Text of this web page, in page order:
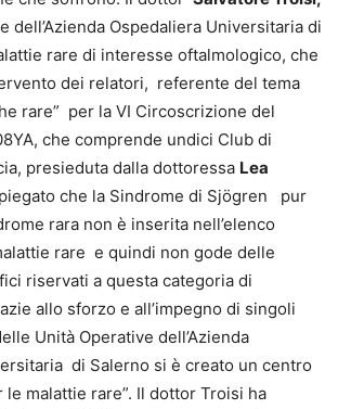
dell’Azienda Ospedaliera Universitaria di
rare di interesse oftalmologico, che
dei relatori, referente del tema
rare” per la VI Circoscrizione del
che comprende undici Club di
presieduta dalla dottoressa Lea
che la Sindrome di Sjögren pur
rara non è inserita nell’elenco
rare e quindi non gode delle
riservati a questa categoria di
allo sforzo e all’impegno di singoli
Unità Operative dell’Azienda
di Salerno si è creato un centro
malattie rare”. Il dottor Troisi ha